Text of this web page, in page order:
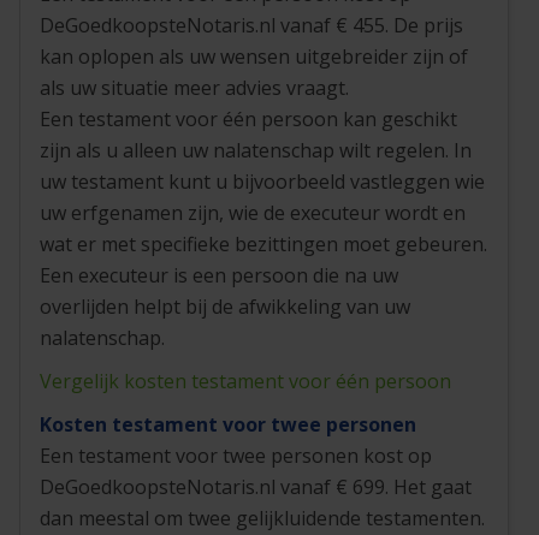
DeGoedkoopsteNotaris.nl vanaf € 455. De prijs
kan oplopen als uw wensen uitgebreider zijn of
als uw situatie meer advies vraagt.
Een testament voor één persoon kan geschikt
zijn als u alleen uw nalatenschap wilt regelen. In
uw testament kunt u bijvoorbeeld vastleggen wie
uw erfgenamen zijn, wie de executeur wordt en
wat er met specifieke bezittingen moet gebeuren.
Een executeur is een persoon die na uw
overlijden helpt bij de afwikkeling van uw
nalatenschap.
Vergelijk kosten testament voor één persoon
Kosten testament voor twee personen
Een testament voor twee personen kost op
DeGoedkoopsteNotaris.nl vanaf € 699. Het gaat
dan meestal om twee gelijkluidende testamenten.